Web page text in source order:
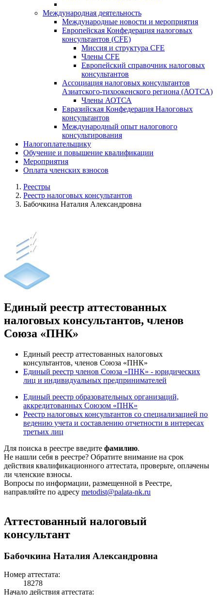
Международная деятельность
Международные новости и мероприятия
Европейская Конфедерация налоговых
консультантов (CFE)
Миссия и структура CFE
Члены CFE
Европейский справочник налоговых
консультантов
Ассоциация налоговых консультантов
Азиатского-тихоокенского региона (АОТСА)
Члены АОТСА
Евразийская Конфедерация Налоговых
консультантов
Международный опыт налогового
консультирования
Налогоплательщику
Обучение и повышение квалификации
Мероприятия
Оплата членских взносов
Реестры
Реестр налоговых консультантов
Бабочкина Наталия Александровна
Единый реестр аттестованных
налоговых консультантов, членов
Союза «ПНК»
Единый реестр аттестованных налоговых
консультантов, членов Союза «ПНК»
Единый реестр членов Союза «ПНК» - юридических
лиц и индивидуальных предпринимателей
Единый реестр образовательных организаций,
аккредитованных Союзом «ПНК»
Реестр налоговых консультантов со специализацией по
ведению учета и составлению отчетности в интересах
третьих лиц
Для поиска в реестре введите фамилию.
Не нашли себя в реестре? Обратите внимание на срок
действия квалификационного аттестата, проверьте, оплачены
ли членские взносы.
Вопросы по информации, размещенной в Реестре,
направляйте по адресу metodist@palata-nk.ru
Аттестованный налоговый
консультант
Бабочкина Наталия Александровна
Номер аттестата:
18278
Начало действия аттестата: